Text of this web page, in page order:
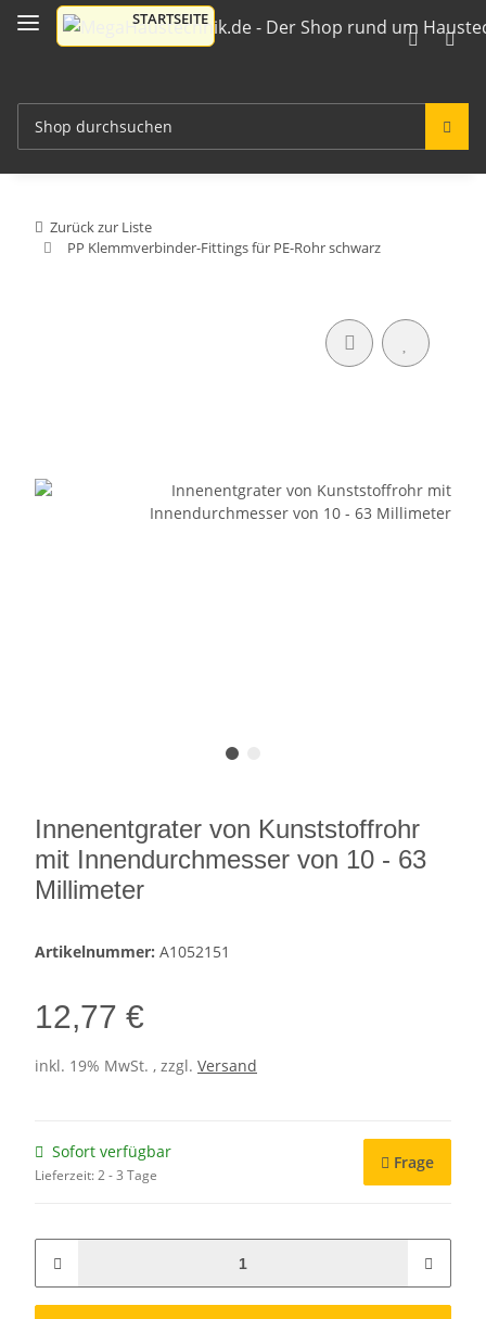
Zurück zur Liste
PP Klemmverbinder-Fittings für PE-Rohr schwarz
Innenentgrater von Kunststoffrohr
mit Innendurchmesser von 10 - 63
Millimeter
Artikelnummer: A1052151
12,77 €
inkl. 19% MwSt. , zzgl. Versand
Sofort verfügbar
Lieferzeit:2 - 3 Tage
Frage